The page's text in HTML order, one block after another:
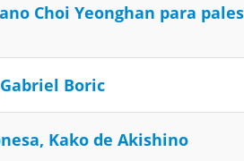
Choi Yeonghan para
Boric
Kako de Akishino